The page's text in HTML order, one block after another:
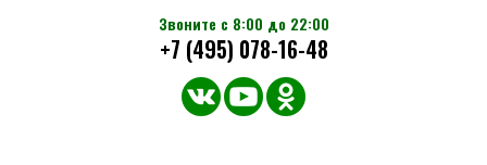
Звоните с 8:00 до 22:00
+7 (495) 078-16-48